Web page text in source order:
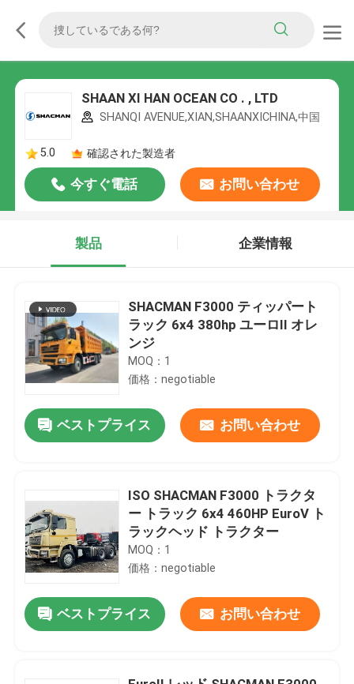
SHAAN XI HAN OCEAN CO . , LTD
SHANQI AVENUE,XIAN,SHAANXICHINA,中国
5.0 確認された製造者
今すぐ電話 お問い合わせ
製品 企業情報
SHACMAN F3000 ティッパート
ラック 6x4 380hp ユーロII オレ
ンジ
MOQ：1
価格：negotiable
ベストプライス お問い合わせ
ISO SHACMAN F3000 トラクタ
ー トラック 6x4 460HP EuroV ト
ラックヘッド トラクター
MOQ：1
価格：negotiable
ベストプライス お問い合わせ